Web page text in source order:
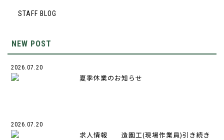
STAFF BLOG
NEW POST
2026.07.20
夏季休業のお知らせ
2026.07.20
求人情報 造園工(現場作業員)引き続き